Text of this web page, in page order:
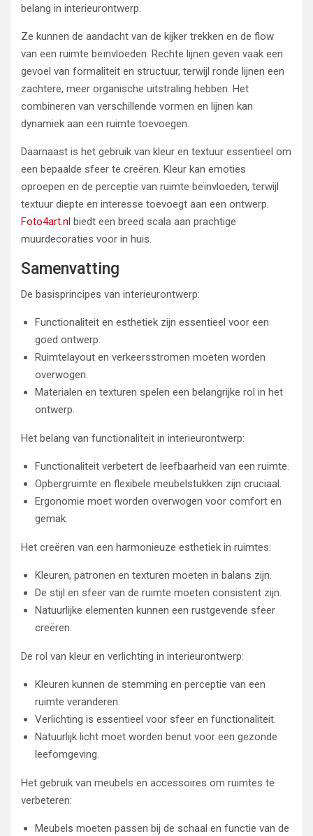
belang in interieurontwerp.
Ze kunnen de aandacht van de kijker trekken en de flow
van een ruimte beïnvloeden. Rechte lijnen geven vaak een
gevoel van formaliteit en structuur, terwijl ronde lijnen een
zachtere, meer organische uitstraling hebben. Het
combineren van verschillende vormen en lijnen kan
dynamiek aan een ruimte toevoegen.
Daarnaast is het gebruik van kleur en textuur essentieel om
een bepaalde sfeer te creëren. Kleur kan emoties
oproepen en de perceptie van ruimte beïnvloeden, terwijl
textuur diepte en interesse toevoegt aan een ontwerp.
Foto4art.nl biedt een breed scala aan prachtige
muurdecoraties voor in huis.
Samenvatting
De basisprincipes van interieurontwerp:
Functionaliteit en esthetiek zijn essentieel voor een
goed ontwerp.
Ruimtelayout en verkeersstromen moeten worden
overwogen.
Materialen en texturen spelen een belangrijke rol in het
ontwerp.
Het belang van functionaliteit in interieurontwerp:
Functionaliteit verbetert de leefbaarheid van een ruimte.
Opbergruimte en flexibele meubelstukken zijn cruciaal.
Ergonomie moet worden overwogen voor comfort en
gemak.
Het creëren van een harmonieuze esthetiek in ruimtes:
Kleuren, patronen en texturen moeten in balans zijn.
De stijl en sfeer van de ruimte moeten consistent zijn.
Natuurlijke elementen kunnen een rustgevende sfeer
creëren.
De rol van kleur en verlichting in interieurontwerp:
Kleuren kunnen de stemming en perceptie van een
ruimte veranderen.
Verlichting is essentieel voor sfeer en functionaliteit.
Natuurlijk licht moet worden benut voor een gezonde
leefomgeving.
Het gebruik van meubels en accessoires om ruimtes te
verbeteren:
Meubels moeten passen bij de schaal en functie van de